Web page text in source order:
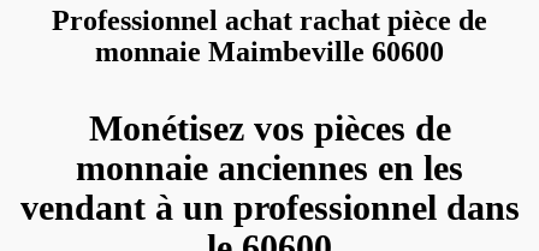
Professionnel achat rachat pièce de
monnaie Maimbeville 60600
Monétisez vos pièces de
monnaie anciennes en les
vendant à un professionnel dans